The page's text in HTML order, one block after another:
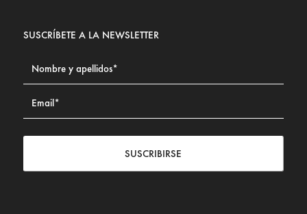
SUSCRÍBETE A LA NEWSLETTER
SUSCRIBIRSE